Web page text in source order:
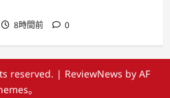
8時間前 0
reserved. | ReviewNews by AF
。